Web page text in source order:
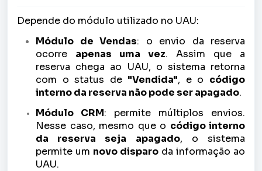
Depende do módulo utilizado no UAU:
Módulo de Vendas: o envio da reserva
ocorre apenas uma vez. Assim que a
reserva chega ao UAU, o sistema retorna
com o status de "Vendida", e o código
interno da reserva não pode ser apagado.
Módulo CRM: permite múltiplos envios.
Nesse caso, mesmo que o código interno
da reserva seja apagado, o sistema
permite um novo disparo da informação ao
UAU.